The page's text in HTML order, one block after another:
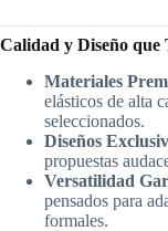
Calidad y Diseño que
Materiales
elásticos de alta
seleccionados.
Diseños
propuestas
Versatilidad
pensados para
formales.